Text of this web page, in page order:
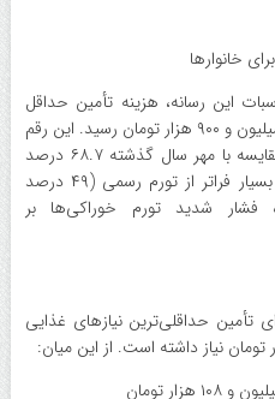
خانوارها
این رسانه، هزینه تأمین حداقل
معیشت در مهرماه سال جاری به ۱۲ میلیون و ۹۰۰ هزار تومان رسید. این رقم
نسبت به شهریور ۵.۷ درصد و در مقایسه با مهر سال گذشته ۶۸.۷ درصد
افزایش داشته است. رشد هزینه‌ها بسیار فراتر از تورم رسمی (۴۹ درصد
فشار شدید تورم خوراکی‌ها بر
حداقلی‌ترین نیازهای غذایی